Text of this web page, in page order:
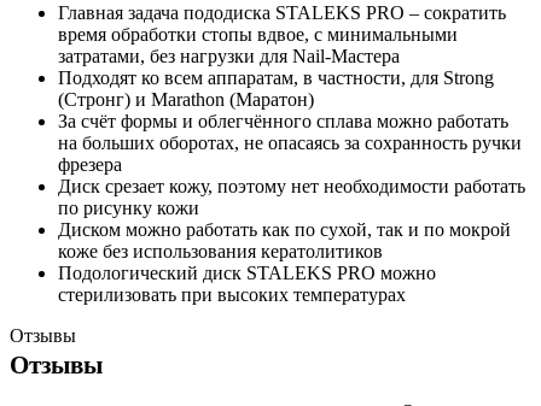
Главная задача пододиска STALEKS PRO – сократить
время обработки стопы вдвое, с минимальными
затратами, без нагрузки для Nail-Мастера
Подходят ко всем аппаратам, в частности, для Strong
(Стронг) и Marathon (Маратон)
За счёт формы и облегчённого сплава можно работать
на больших оборотах, не опасаясь за сохранность ручки
фрезера
Диск срезает кожу, поэтому нет необходимости работать
по рисунку кожи
Диском можно работать как по сухой, так и по мокрой
коже без использования кератолитиков
Подологический диск STALEKS PRO можно
стерилизовать при высоких температурах
Отзывы
Отзывы